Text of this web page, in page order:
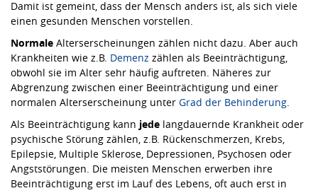
Damit ist gemeint, dass der Mensch anders ist, als sich viele
einen gesunden Menschen vorstellen.
Normale Alterserscheinungen zählen nicht dazu. Aber auch
Krankheiten wie z.B. Demenz zählen als Beeinträchtigung,
obwohl sie im Alter sehr häufig auftreten. Näheres zur
Abgrenzung zwischen einer Beeinträchtigung und einer
normalen Alterserscheinung unter Grad der Behinderung
Als Beeinträchtigung kann jede langdauernde Krankheit oder
psychische Störung zählen, z.B. Rückenschmerzen, Krebs,
Epilepsie, Multiple Sklerose, Depressionen, Psychosen oder
Angststörungen. Die meisten Menschen erwerben ihre
Beeinträchtigung erst im Lauf des Lebens, oft auch erst in